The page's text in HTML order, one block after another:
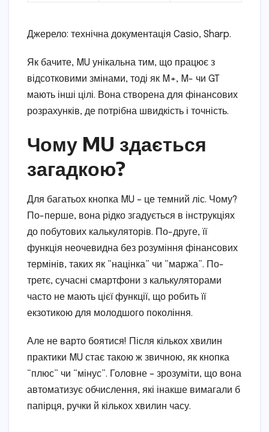
Джерело: технічна документація Casio, Sharp.
Як бачите, MU унікальна тим, що працює з
відсотковими змінами, тоді як M+, M- чи GT
мають інші цілі. Вона створена для фінансових
розрахунків, де потрібна швидкість і точність.
Чому MU здається
загадкою?
Для багатьох кнопка MU – це темний ліс. Чому?
По-перше, вона рідко згадується в інструкціях
до побутових калькуляторів. По-друге, її
функція неочевидна без розуміння фінансових
термінів, таких як “націнка” чи “маржа”. По-
третє, сучасні смартфони з калькуляторами
часто не мають цієї функції, що робить її
екзотикою для молодшого покоління.
Але не варто боятися! Після кількох хвилин
практики MU стає такою ж звичною, як кнопка
“плюс” чи “мінус”. Головне – зрозуміти, що вона
автоматизує обчислення, які інакше вимагали б
папірця, ручки й кількох хвилин часу.